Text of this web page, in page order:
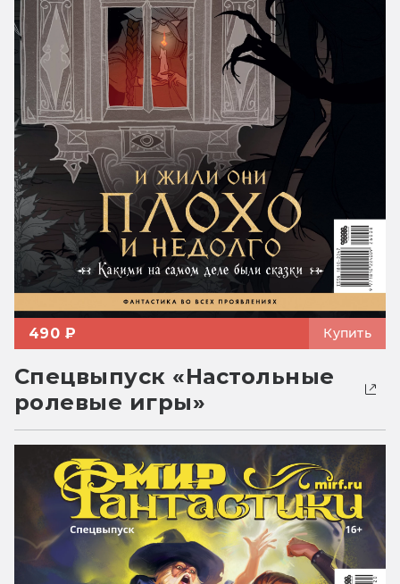
490 ₽ Купить
Спецвыпуск «Настольные
ролевые игры»